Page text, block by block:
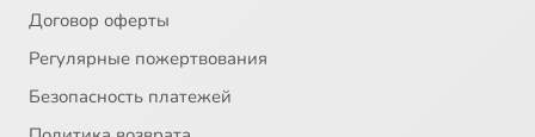
Договор оферты
Регулярные пожертвования
Безопасность платежей